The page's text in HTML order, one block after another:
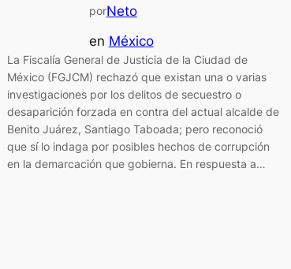
porNeto
en México
La Fiscalía General de Justicia de la Ciudad de
México (FGJCM) rechazó que existan una o varias
investigaciones por los delitos de secuestro o
desaparición forzada en contra del actual alcalde de
Benito Juárez, Santiago Taboada; pero reconoció
que sí lo indaga por posibles hechos de corrupción
en la demarcación que gobierna. En respuesta a…